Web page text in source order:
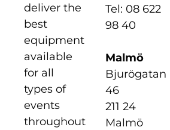
deliver the
best
equipment
available
for all
types of
events
throughout
Tel: 08 622
98 40
Malmö
Bjurögatan
46
211 24
Malmö